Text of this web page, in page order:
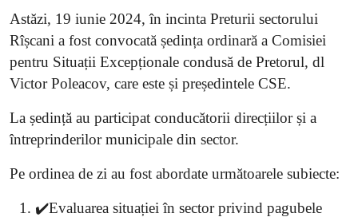
Astăzi, 19 iunie 2024, în incinta Preturii sectorului
Rîșcani a fost convocată ședința ordinară a Comisiei
pentru Situații Excepționale condusă de Pretorul, dl
Victor Poleacov, care este și președintele CSE.
La ședință au participat conducătorii direcțiilor și a
întreprinderilor municipale din sector.
Pe ordinea de zi au fost abordate următoarele subiecte:
✔️Evaluarea situației în sector privind pagubele